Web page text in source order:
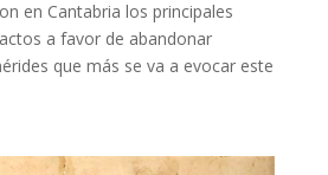
en Cantabria los principales
a favor de abandonar
que más se va a evocar este